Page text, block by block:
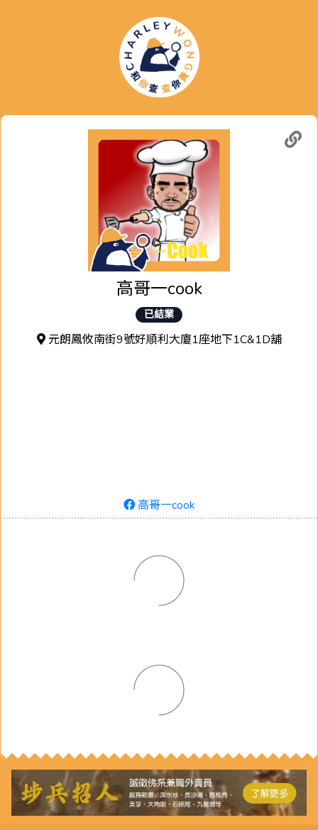
高哥一cook
已結業
元朗鳳攸南街9號好順利大廈1座地下1C&1D舖
高哥一cook